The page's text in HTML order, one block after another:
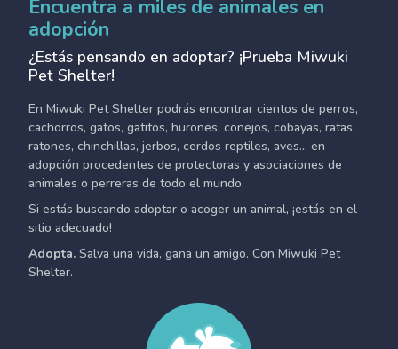
Encuentra a miles de animales en
adopción
¿Estás pensando en adoptar? ¡Prueba Miwuki
Pet Shelter!
En Miwuki Pet Shelter podrás encontrar cientos de perros,
cachorros, gatos, gatitos, hurones, conejos, cobayas, ratas,
ratones, chinchillas, jerbos, cerdos reptiles, aves... en
adopción procedentes de protectoras y asociaciones de
animales o perreras de todo el mundo.
Si estás buscando adoptar o acoger un animal, ¡estás en el
sitio adecuado!
Adopta. Salva una vida, gana un amigo. Con Miwuki Pet
Shelter.